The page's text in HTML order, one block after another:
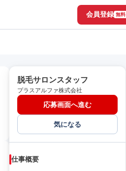
会員登録 無料
脱毛サロンスタッフ
プラスアルファ株式会社
応募画面へ進む
気になる
仕事概要